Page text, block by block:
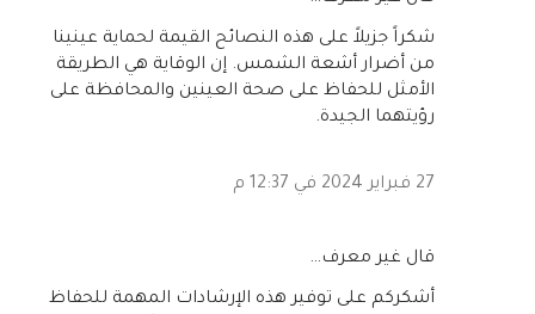
شكراً جزيلاً على هذه النصائح القيمة لحماية عينينا
من أضرار أشعة الشمس. إن الوقاية هي الطريقة
الأمثل للحفاظ على صحة العينين والمحافظة على
رؤيتهما الجيدة.
27 فبراير 2024 في 12:37 م
‏قال غير معرف…
أشكركم على توفير هذه الإرشادات المهمة للحفاظ